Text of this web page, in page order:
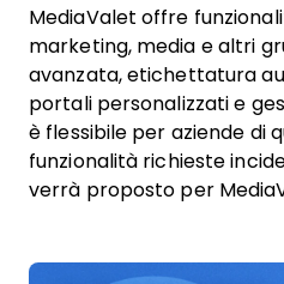
MediaValet offre
marketing, media e altri
avanzata, etichettatura
portali personalizzati e
è flessibile per aziende di
funzionalità richieste
verrà proposto per